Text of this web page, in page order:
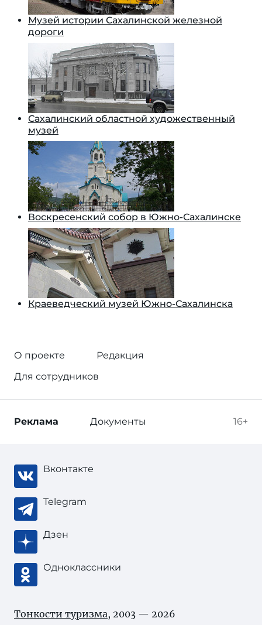
Музей истории Сахалинской железной
дороги
Сахалинский областной художественный
музей
Воскресенский собор в Южно-Сахалинске
Краеведческий музей Южно-Сахалинска
О проекте
Редакция
Для сотрудников
16+
Реклама Документы
Вконтакте
Telegram
Дзен
Одноклассники
Тонкости туризма, 2003 — 2026